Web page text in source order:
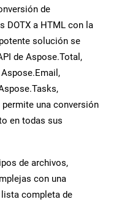
de
DOTX a HTML con la
solución se
de Aspose.Total,
una conversión
en todas sus
de archivos,
con una
completa de